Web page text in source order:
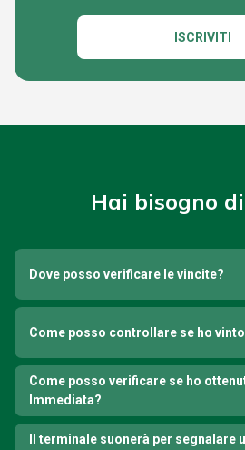
ISCRIVITI
Hai bisogno
Dove posso verificare le vincite?
Come posso controllare se ho
Come posso verificare se ho
Immediata?
Il terminale suonerà per segnalare